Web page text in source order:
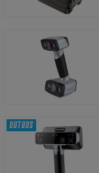
UUTUUS